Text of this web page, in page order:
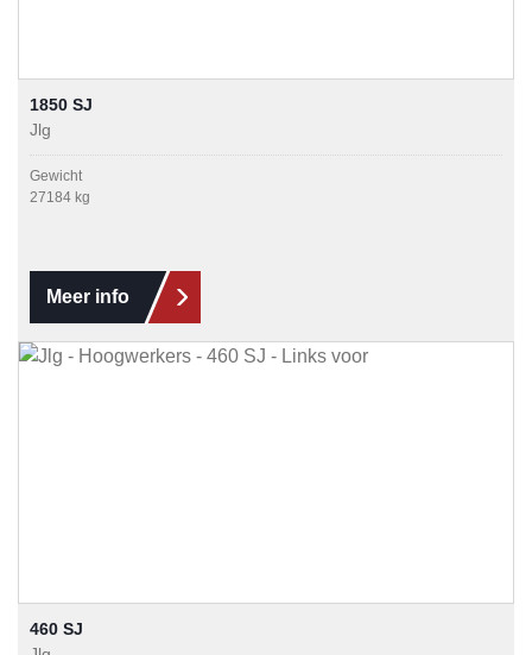
1850 SJ
Jlg
Gewicht
27184 kg
Meer info
460 SJ